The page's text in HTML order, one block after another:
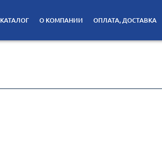
КАТАЛОГ О КОМПАНИИ ОПЛАТА, ДОСТАВКА